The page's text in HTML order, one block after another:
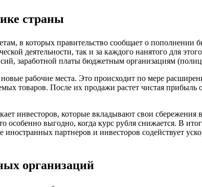
страны
в которых правительство сообщает о пополнении
деятельности, так и за каждого нанятого для
заработной платы бюджетным организациям
рабочие места. Это происходит по мере
товаров. После их продажи растет чистая
инвесторов, которые вкладывают свои
особенно выгодно, когда курс рубля снижается. В
партнеров и инвесторов содействует
организаций